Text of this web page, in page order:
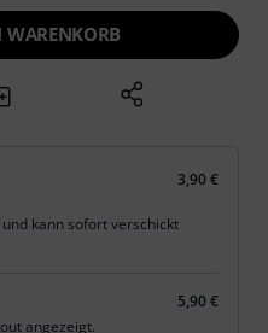
WARENKORB
3,90 €
kann sofort verschickt
5,90 €
angezeigt.